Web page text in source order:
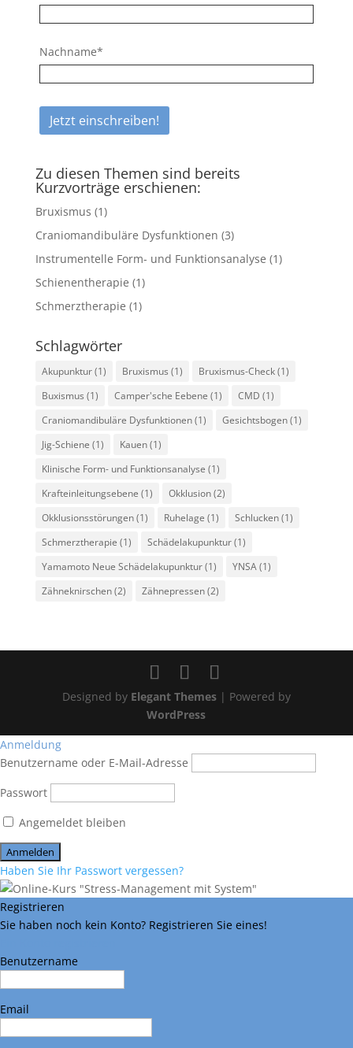
Nachname*
Zu diesen Themen sind bereits
Kurzvorträge erschienen:
Bruxismus (1)
Craniomandibuläre Dysfunktionen (3)
Instrumentelle Form- und Funktionsanalyse (1)
Schienentherapie (1)
Schmerztherapie (1)
Schlagwörter
Akupunktur(1) Bruxismus (1) Bruxismus-Check(1)
Buxismus (1) Camper'sche Eebene (1) CMD (1)
Craniomandibuläre Dysfunktionen(1) Gesichtsbogen(1)
Jig-Schiene (1) Kauen(1)
Klinische Form- und Funktionsanalyse (1)
Krafteinleitungsebene (1) Okklusion(2)
Okklusionsstörungen(1) Ruhelage (1) Schlucken(1)
Schmerztherapie (1) Schädelakupunktur(1)
Yamamoto Neue Schädelakupunktur(1) YNSA(1)
Zähneknirschen(2) Zähnepressen(2)
Designed by Elegant Themes| Powered by
WordPress
Anmeldung
Benutzername oder E-Mail-Adresse
Passwort
Angemeldet bleiben
Haben Sie Ihr Passwort vergessen?
Registrieren
Sie haben noch kein Konto? Registrieren Sie eines!
Benutzername
Email